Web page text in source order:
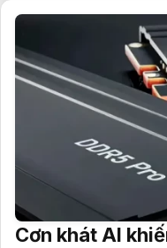
Cơn khát AI